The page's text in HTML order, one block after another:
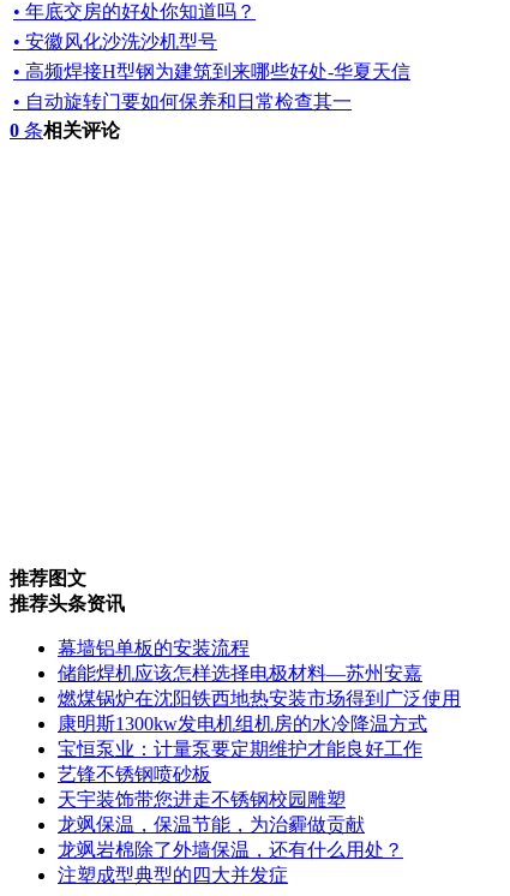
• 年底交房的好处你知道吗？
• 安徽风化沙洗沙机型号
• 高频焊接H型钢为建筑到来哪些好处-华夏天信
• 自动旋转门要如何保养和日常检查其一
0 条相关评论
推荐图文
推荐头条资讯
幕墙铝单板的安装流程
储能焊机应该怎样选择电极材料—苏州安嘉
燃煤锅炉在沈阳铁西地热安装市场得到广泛使用
康明斯1300kw发电机组机房的水冷降温方式
宝恒泵业：计量泵要定期维护才能良好工作
艺锋不锈钢喷砂板
天宇装饰带您进走不锈钢校园雕塑
龙飒保温，保温节能，为治霾做贡献
龙飒岩棉除了外墙保温，还有什么用处？
注塑成型典型的四大并发症